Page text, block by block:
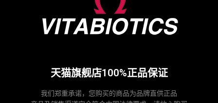
天猫旗舰店100%正品保证
我们郑重承诺，您购买的商品为品牌直供正品